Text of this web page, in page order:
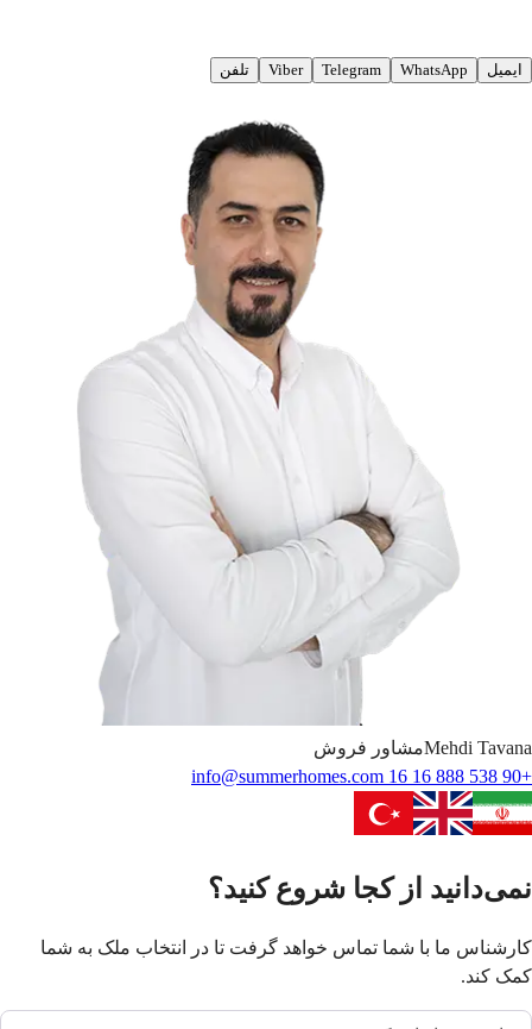
ایمیل WhatsApp
Telegram
Viber تلفن
Mehdi Tavana
مشاور فروش
+90 538 888 16 16
info@summerhomes.com
نمی‌دانید از کجا شروع کنید؟
کارشناس ما با شما تماس خواهد گرفت تا در انتخاب ملک به شما
کمک کند.